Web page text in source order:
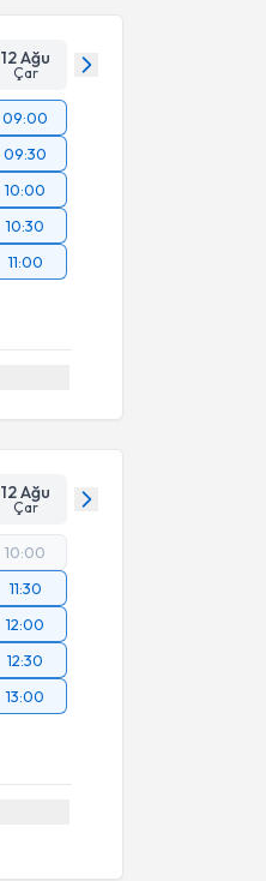
12 Ağu
Çar
09:00
09:30
10:00
10:30
11:00
12 Ağu
Çar
10:00
11:30
12:00
12:30
13:00